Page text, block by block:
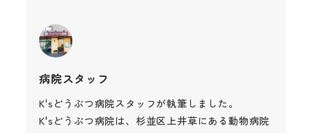
病院スタッフ
K'sどうぶつ病院スタッフが執筆しました。
K'sどうぶつ病院は、杉並区上井草にある動物病院